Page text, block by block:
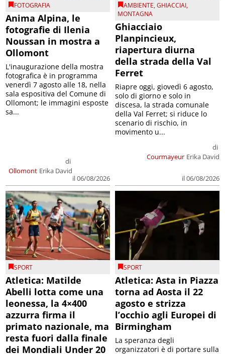
FOTOGRAFIA
Anima Alpina, le
fotografie di Ilenia
Noussan in mostra a
Ollomont
Ollomont
di
Erika David
il 06/08/2026
L'inaugurazione della mostra
fotografica è in programma
venerdì 7 agosto alle 18, nella
sala espositiva del Comune di
Ollomont; le immagini esposte
sa...
AMBIENTE,GHIACCIAI,
MONTAGNA
Ghiacciaio
Planpincieux,
riapertura diurna
della strada della Val
Ferret
Courmayeur
di
Erika David
il 06/08/2026
Riapre oggi, giovedì 6 agosto,
solo di giorno e solo in
discesa, la strada comunale
della Val Ferret; si riduce lo
scenario di rischio, in
movimento u...
SPORT
Atletica: Matilde
Abelli lotta come una
leonessa, la 4×400
azzurra firma il
primato nazionale, ma
resta fuori dalla finale
dei Mondiali Under 20
SPORT
Atletica: Asta in Piazza
torna ad Aosta il 22
agosto e strizza
l’occhio agli Europei di
Birmingham
La speranza degli
organizzatori è di portare sulla